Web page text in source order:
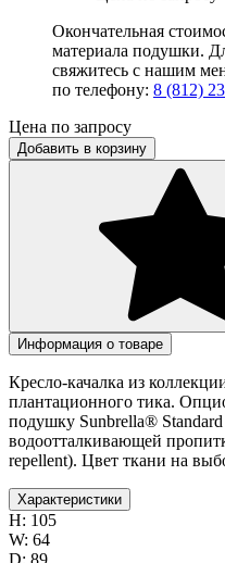
Окончательная
материала подушки.
свяжитесь с нашим
по телефону: 8 (812)
Цена по запросу
Добавить в корзину
Информация о товаре
Кресло-качалка из
плантационного тика.
подушку Sunbrella®
водоотталкивающей
repellent). Цвет ткани на
Характеристики
H: 105
W: 64